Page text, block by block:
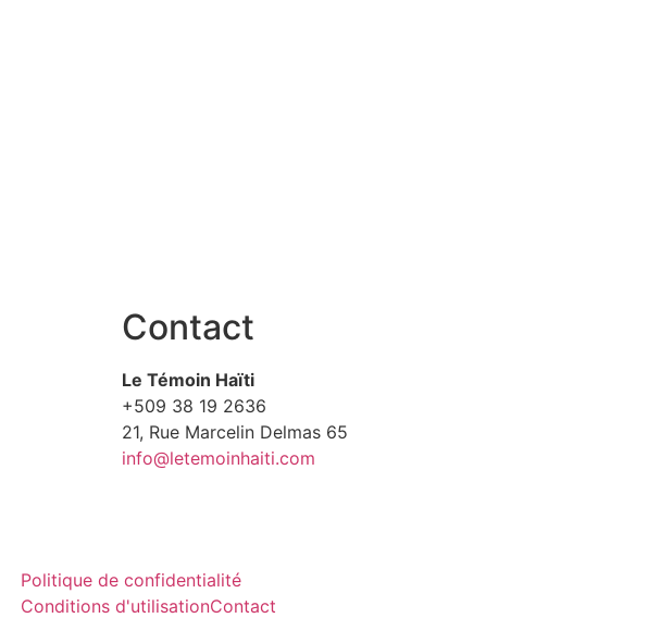
Contact
Le Témoin Haïti
+509 38 19 2636
21, Rue Marcelin Delmas 65
info@letemoinhaiti.com
Politique de confidentialité
Conditions d'utilisationContact